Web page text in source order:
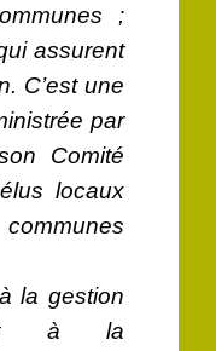
;
assurent
C’est une
par
Comité
locaux
la gestion
et à la